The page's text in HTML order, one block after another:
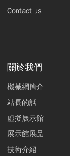
Contact us
關於我們
機械網簡介
站長的話
虛擬展示館
展示館展品
技術介紹